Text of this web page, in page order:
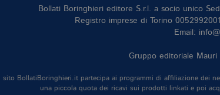
Bollati Boringhieri editore S.r.l. a socio unico
Registro imprese di Torino
Email:
Gruppo editoriale Mauri
Il sito BollatiBoringhieri.it partecipa ai programmi di affiliazione dei
una piccola quota dei ricavi sui prodotti linkati e poi